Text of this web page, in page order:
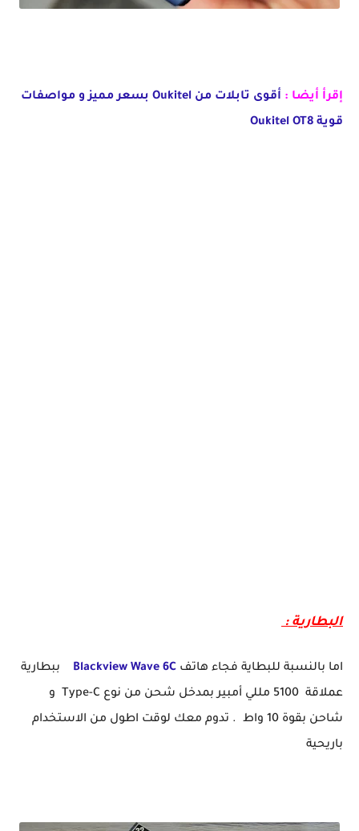
إقرأ أيضا :
أقوى تابلات من Oukitel بسعر مميز و مواصفات
قوية Oukitel OT8
البطارية :
اما بالنسبة للبطاية فجاء هاتف Blackview Wave 6C
ببطارية
عملاقة 5100 مللي أمبير بمدخل شحن من نوع Type-C و
شاحن بقوة 10 واط . تدوم معك لوقت اطول من الاستخدام
باريحية